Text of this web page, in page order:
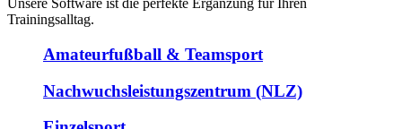
Unsere Software ist die perfekte Ergänzung für Ihren
Trainingsalltag.
Amateurfußball & Teamsport
Nachwuchsleistungszentrum (NLZ)